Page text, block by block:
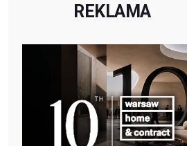
REKLAMA